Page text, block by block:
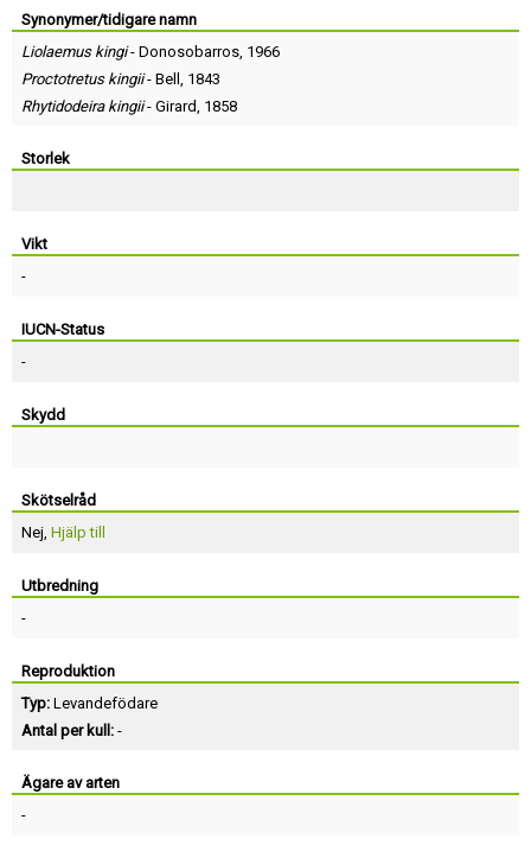
Synonymer/tidigare namn
Liolaemus kingi- Donosobarros, 1966
Proctotretus kingii- Bell , 1843
Rhytidodeira kingii- Girard, 1858
Storlek
Vikt
-
IUCN-Status
-
Skydd
Skötselråd
Nej, Hjälp till
Utbredning
-
Reproduktion
Typ: Levandefödare
Antal per kull: -
Ägare av arten
-